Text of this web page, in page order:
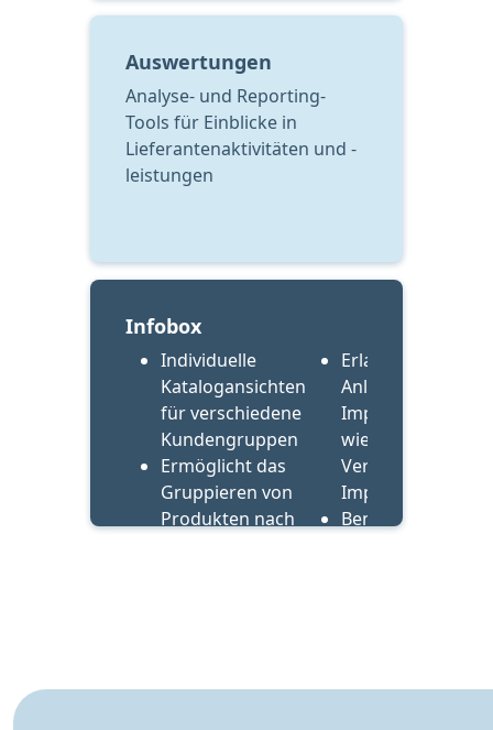
Auswertungen
Analyse- und Reporting-
Tools für Einblicke in
Lieferantenaktivitäten und -
leistungen
Infobox
Individuelle
Katalogansichten
für verschiedene
Kundengruppen
Ermöglicht das
Gruppieren von
Produkten nach
Erlaubt das
Anlegen von
Importvorlagen
wie Favoriten,
Verlauf und SAP-
Import